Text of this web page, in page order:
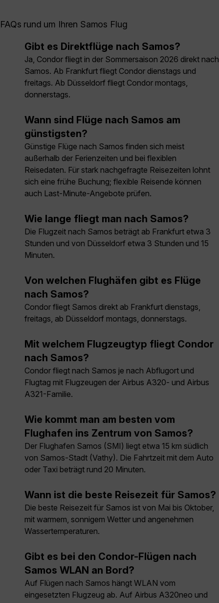
FAQs rund um Ihren Samos Flug
Gibt es Direktflüge nach Samos?
Ja, Condor fliegt in der Sommersaison 2026 direkt nach
Samos. Ab Frankfurt fliegt Condor dienstags und
freitags. Ab Düsseldorf fliegt Condor montags,
donnerstags.
Wann sind Flüge nach Samos am
günstigsten?
Günstige Flüge nach Samos finden sich meist
außerhalb der Ferienzeiten und bei flexiblen
Reisedaten. Für stark nachgefragte Reisezeiten lohnt
sich eine frühe Buchung; flexible Reisende können
auch Last-Minute-Angebote prüfen.
Wie lange fliegt man nach Samos?
Die Flugzeit nach Samos beträgt ab Frankfurt etwa 3
Stunden und von Düsseldorf etwa 3 Stunden und 15
Minuten.
Von welchen Flughäfen gibt es Flüge
nach Samos?
Condor fliegt Samos direkt ab Frankfurt dienstags,
freitags, ab Düsseldorf montags, donnerstags.
Mit welchem Flugzeugtyp fliegt Condor
nach Samos?
Condor fliegt nach Samos je nach Abflugort und
Flugtag mit Flugzeugen der Airbus A320- und Airbus
A321-Familie.
Wie kommt man am besten vom
Flughafen ins Zentrum von Samos?
Der Flughafen Samos (SMI) liegt etwa 15 km südlich
von Samos-Stadt (Vathy). Die Fahrtzeit mit dem Auto
oder Taxi beträgt rund 20 Minuten.
Wann ist die beste Reisezeit für Samos?
Die beste Reisezeit für Samos ist von Mai bis Oktober,
mit warmem, sonnigem Wetter und angenehmen
Wassertemperaturen.
Gibt es bei den Condor-Flügen nach
Samos WLAN an Bord?
Auf Flügen nach Samos hängt WLAN vom
eingesetzten Flugzeug ab. Auf Airbus A320neo und